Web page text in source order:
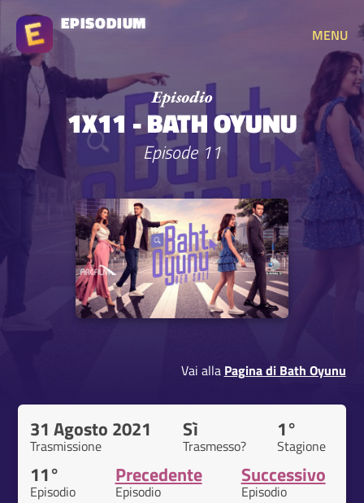
EPISODIUM
MENU
1X11 - BATH OYUNU
Episode 11
Vai alla Pagina di Bath Oyunu
31 Agosto 2021
Trasmissione
Sì
Trasmesso?
1°
Stagione
11°
Episodio
Precedente
Episodio
Successivo
Episodio